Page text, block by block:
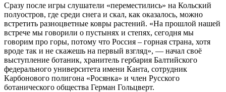
Сразу после игры слушатели «переместились» на Кольский
полуостров, где среди снега и скал, как оказалось, можно
встретить разноцветные ковры растений. «На прошлой нашей
встрече мы говорили о пустынях и степях, сегодня мы
говорим про горы, потому что Россия – горная страна, хотя
вроде так и не скажешь на первый взгляд», — начал своё
выступление ботаник, хранитель гербария Балтийского
федерального университета имени Канта, сотрудник
Карбонового полигона «Росянка» и член Русского
ботанического общества Герман Гольцверт.